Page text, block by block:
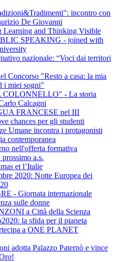
incontro con
De Giovanni
and Thinking Visible
SPEAKING - joined with
nazionale: “Voci dai territori
Concorso "Resto a casa: la mia
i miei sogni"
COLONNELLO" - La storia
Calcagni
FRANCESE nel III
chances per gli studenti
Umane incontra i protagonisti
contemporanea
nell'offerta formativa
a.s.
et l’Italie
2020: Notte Europea dei
- Giornata internazionale
sulle donne
a Città della Scienza
la sfida per il pianeta
a ONE PLANET
adotta Palazzo Paternò e vince